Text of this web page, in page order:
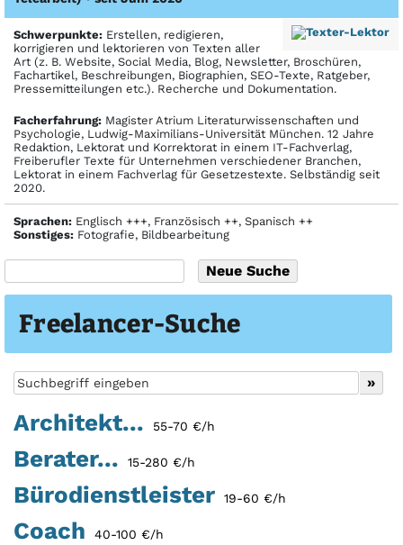
Freelancer-Suche
Architekt... 55-70 €/h
Berater... 15-280 €/h
Bürodienstleister 19-60 €/h
Coach 40-100 €/h
Schwerpunkte: Erstellen, redigieren,
korrigieren und lektorieren von Texten aller
Art (z. B. Website, Social Media, Blog, Newsletter, Broschüren,
Fachartikel, Beschreibungen, Biographien, SEO-Texte, Ratgeber,
Pressemitteilungen etc.). Recherche und Dokumentation.
Facher­fahrung: Magister Atrium Literaturwissenschaften und
Psychologie, Ludwig-Maximilians-Universität München. 12 Jahre
Redaktion, Lektorat und Korrektorat in einem IT-Fachverlag,
Freiberufler Texte für Unternehmen verschiedener Branchen,
Lektorat in einem Fachverlag für Gesetzestexte. Selbständig seit
2020.
Sprachen: Englisch +++, Französisch ++, Spanisch ++
Sonstiges: Fotografie, Bildbearbeitung